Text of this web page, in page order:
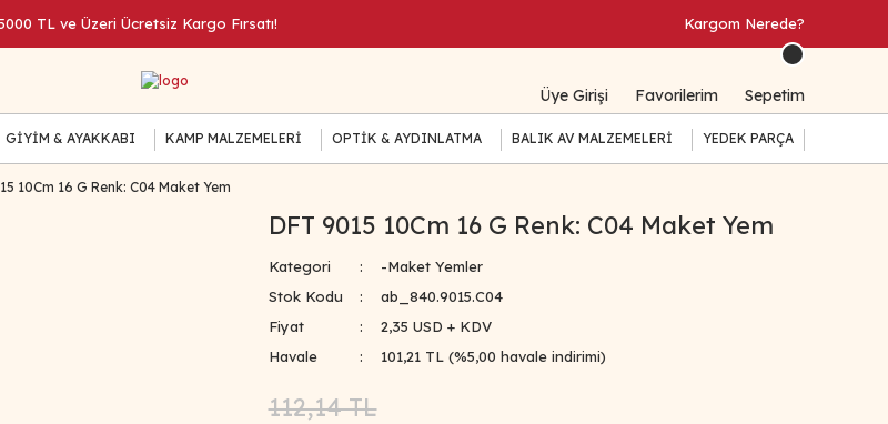
TL ve Üzeri Ücretsiz Kargo Fırsatı! Kargom Nerede?
Üye Girişi Favorilerim Sepetim
GİYİM & AYAKKABI KAMP MALZEMELERİ OPTİK & AYDINLATMA BALIK AV MALZEMELERİ YEDEK PARÇA
10Cm 16 G Renk: C04 Maket Yem
DFT 9015 10Cm 16 G Renk: C04 Maket Yem
Kategori
-Maket Yemler
Stok Kodu
ab_840.9015.C04
Fiyat
2,35 USD + KDV
Havale
101,21 TL (%5,00 havale indirimi)
112,14 TL